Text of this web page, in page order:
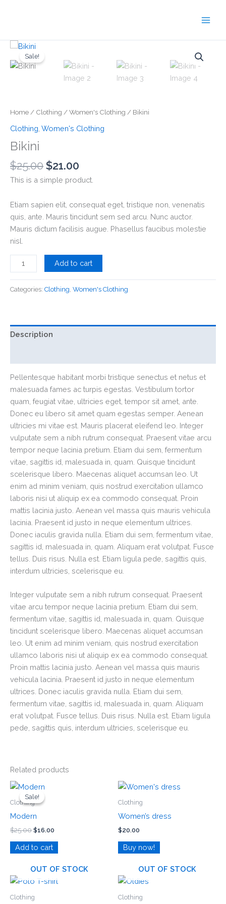
Sale!
Home/ Clothing /Women's Clothing / Bikini
Clothing Women's Clothing
Bikini
$25.00
price
was:
$25.00.
$21.00
is:
$21.00.
This is a simple product.
Etiam sapien elit, consequat eget, tristique non, venenatis
quis, ante. Mauris tincidunt sem sed arcu. Nunc auctor.
Mauris dictum facilisis augue. Phasellus faucibus molestie
nisl.
Bikini
quantity
Add to cart
Categories: Clothing Women's Clothing
Description
Pellentesque habitant morbi tristique senectus et netus et
malesuada fames ac turpis egestas. Vestibulum tortor
quam, feugiat vitae, ultricies eget, tempor sit amet, ante.
Donec eu libero sit amet quam egestas semper. Aenean
ultricies mi vitae est. Mauris placerat eleifend leo. Integer
vulputate sem a nibh rutrum consequat. Praesent vitae arcu
tempor neque lacinia pretium. Etiam dui sem, fermentum
vitae, sagittis id, malesuada in, quam. Quisque tincidunt
scelerisque libero. Maecenas aliquet accumsan leo. Ut
enim ad minim veniam, quis nostrud exercitation ullamco
laboris nisi ut aliquip ex ea commodo consequat. Proin
mattis lacinia justo. Aenean vel massa quis mauris vehicula
lacinia. Praesent id justo in neque elementum ultrices.
Donec iaculis gravida nulla. Etiam dui sem, fermentum vitae,
sagittis id, malesuada in, quam. Aliquam erat volutpat. Fusce
tellus. Duis risus. Nulla est. Etiam ligula pede, sagittis quis,
interdum ultricies, scelerisque eu.
Integer vulputate sem a nibh rutrum consequat. Praesent
vitae arcu tempor neque lacinia pretium. Etiam dui sem,
fermentum vitae, sagittis id, malesuada in, quam. Quisque
tincidunt scelerisque libero. Maecenas aliquet accumsan
leo. Ut enim ad minim veniam, quis nostrud exercitation
ullamco laboris nisi ut aliquip ex ea commodo consequat.
Proin mattis lacinia justo. Aenean vel massa quis mauris
vehicula lacinia. Praesent id justo in neque elementum
ultrices. Donec iaculis gravida nulla. Etiam dui sem,
fermentum vitae, sagittis id, malesuada in, quam. Aliquam
erat volutpat. Fusce tellus. Duis risus. Nulla est. Etiam ligula
pede, sagittis quis, interdum ultricies, scelerisque eu.
Related products
Sale!
Sale!
Clothing
Modern
$25.00
Original
price
was:
$16.00
Add to cart
Clothing
Women’s dress
$20.00
Buy now!
OUT OF STOCK
Clothing
OUT OF STOCK
Clothing